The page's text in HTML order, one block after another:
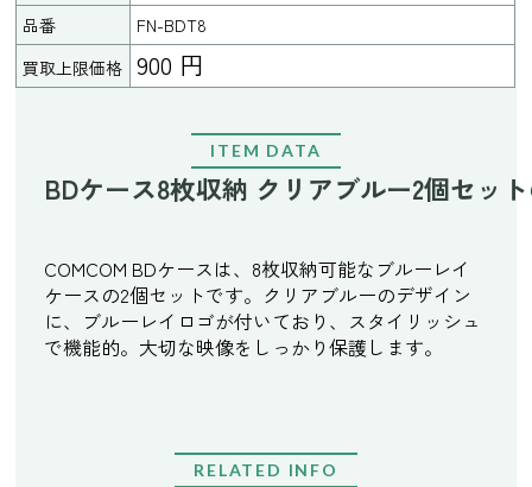
品番
FN-BDT8
買取上限価格
900 円
ITEM DATA
BDケース8枚収納 クリアブルー2個セッ
COMCOM BDケースは、8枚収納可能なブルーレイ
ケースの2個セットです。クリアブルーのデザイン
に、ブルーレイロゴが付いており、スタイリッシュ
で機能的。大切な映像をしっかり保護します。
RELATED INFO